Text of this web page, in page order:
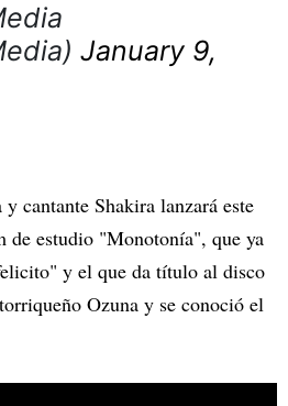
January 9,
cantante Shakira lanzará este
de estudio "Monotonía", que ya
y el que da título al disco
Ozuna y se conoció el